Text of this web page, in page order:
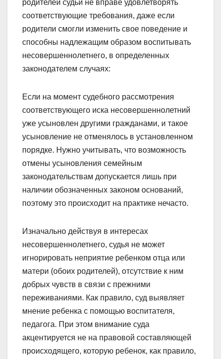
родителей судьи не вправе удовлетворять
соответствующие требования, даже если
родители смогли изменить свое поведение и
способны надлежащим образом воспитывать
несовершеннолетнего, в определенных
законодателем случаях:
Если на момент судебного рассмотрения
соответствующего иска несовершеннолетний
уже усыновлен другими гражданами, и такое
усыновление не отменялось в установленном
порядке. Нужно учитывать, что возможность
отмены усыновления семейным
законодательствам допускается лишь при
наличии обозначенных законом оснований,
поэтому это происходит на практике нечасто.
Изначально действуя в интересах
несовершеннолетнего, судья не может
игнорировать неприятие ребенком отца или
матери (обоих родителей), отсутствие к ним
добрых чувств в связи с прежними
переживаниями. Как правило, суд выявляет
мнение ребенка с помощью воспитателя,
педагога. При этом внимание суда
акцентируется не на правовой составляющей
происходящего, которую ребенок, как правило,